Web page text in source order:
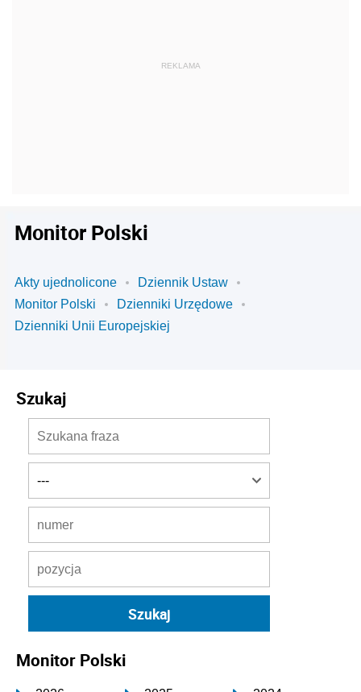
Monitor Polski
Akty ujednolicone
Dziennik Ustaw
Monitor Polski
Dzienniki Urzędowe
Dzienniki Unii Europejskiej
Szukaj
Monitor Polski